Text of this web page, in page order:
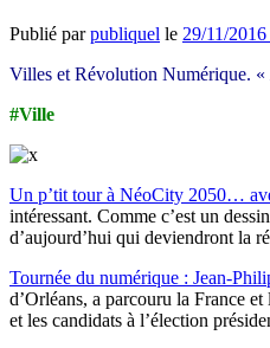
Publié parpubliquel le 29/11/
Villes et Révolution Numérique. «
#Ville
Un p’tit tour à NéoCity 2050…
intéressant. Comme c’est un
d’aujourd’hui qui deviendront la
Tournée du numérique : Jean-
d’Orléans, a parcouru la France
et les candidats à l’élection